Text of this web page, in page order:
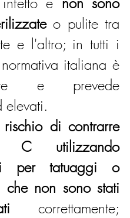
o pulite tra
e l'altro; in tutti i
italiana è
e prevede
elevati.
rischio di contrarre
C utilizzando
per tatuaggi o
che non sono stati
correttamente;